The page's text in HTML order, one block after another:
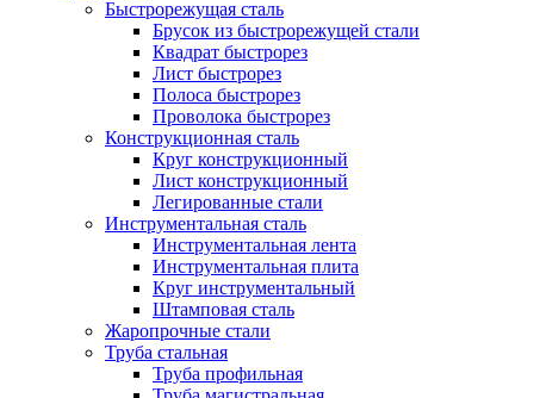
Быстрорежущая сталь
Брусок из быстрорежущей стали
Квадрат быстрорез
Лист быстрорез
Полоса быстрорез
Проволока быстрорез
Конструкционная сталь
Круг конструкционный
Лист конструкционный
Легированные стали
Инструментальная сталь
Инструментальная лента
Инструментальная плита
Круг инструментальный
Штамповая сталь
Жаропрочные стали
Труба стальная
Труба профильная